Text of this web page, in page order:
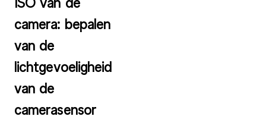
camera: bepalen
van de
lichtgevoeligheid
van de
camerasensor